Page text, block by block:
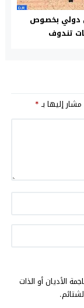
دولي بخصوص
تندوف
مشار إليها بـ*
الأديان أو الذات